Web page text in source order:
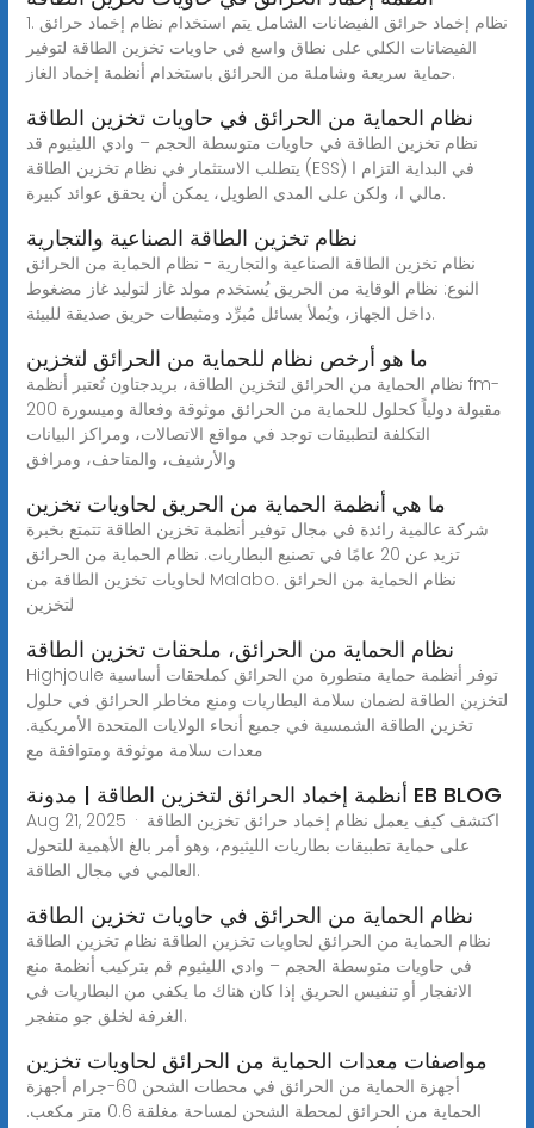
1. نظام إخماد حرائق الفيضانات الشامل يتم استخدام نظام إخماد حرائق
الفيضانات الكلي على نطاق واسع في حاويات تخزين الطاقة لتوفير
حماية سريعة وشاملة من الحرائق باستخدام أنظمة إخماد الغاز.
نظام الحماية من الحرائق في حاويات تخزين الطاقة
نظام تخزين الطاقة في حاويات متوسطة الحجم – وادي الليثيوم قد
يتطلب الاستثمار في نظام تخزين الطاقة (ESS) في البداية التزام ا
مالي ا، ولكن على المدى الطويل، يمكن أن يحقق عوائد كبيرة.
نظام تخزين الطاقة الصناعية والتجارية
نظام تخزين الطاقة الصناعية والتجارية - نظام الحماية من الحرائق
النوع: نظام الوقاية من الحريق يُستخدم مولد غاز لتوليد غاز مضغوط
داخل الجهاز، ويُملأ بسائل مُبرِّد ومثبطات حريق صديقة للبيئة.
ما هو أرخص نظام للحماية من الحرائق لتخزين
نظام الحماية من الحرائق لتخزين الطاقة، بريدجتاون تُعتبر أنظمة fm-
200 مقبولة دولياً كحلول للحماية من الحرائق موثوقة وفعالة وميسورة
التكلفة لتطبيقات توجد في مواقع الاتصالات، ومراكز البيانات
والأرشيف، والمتاحف، ومرافق
ما هي أنظمة الحماية من الحريق لحاويات تخزين
شركة عالمية رائدة في مجال توفير أنظمة تخزين الطاقة تتمتع بخبرة
تزيد عن 20 عامًا في تصنيع البطاريات. نظام الحماية من الحرائق
لحاويات تخزين الطاقة من Malabo. نظام الحماية من الحرائق
لتخزين
نظام الحماية من الحرائق، ملحقات تخزين الطاقة
Highjoule توفر أنظمة حماية متطورة من الحرائق كملحقات أساسية
لتخزين الطاقة لضمان سلامة البطاريات ومنع مخاطر الحرائق في حلول
تخزين الطاقة الشمسية في جميع أنحاء الولايات المتحدة الأمريكية.
معدات سلامة موثوقة ومتوافقة مع
أنظمة إخماد الحرائق لتخزين الطاقة | مدونة EB BLOG
Aug 21, 2025 · اكتشف كيف يعمل نظام إخماد حرائق تخزين الطاقة
على حماية تطبيقات بطاريات الليثيوم، وهو أمر بالغ الأهمية للتحول
العالمي في مجال الطاقة.
نظام الحماية من الحرائق في حاويات تخزين الطاقة
نظام الحماية من الحرائق لحاويات تخزين الطاقة نظام تخزين الطاقة
في حاويات متوسطة الحجم – وادي الليثيوم قم بتركيب أنظمة منع
الانفجار أو تنفيس الحريق إذا كان هناك ما يكفي من البطاريات في
الغرفة لخلق جو متفجر.
مواصفات معدات الحماية من الحرائق لحاويات تخزين
أجهزة الحماية من الحرائق في محطات الشحن 60-جرام أجهزة
الحماية من الحرائق لمحطة الشحن لمساحة مغلقة 0.6 متر مكعب.